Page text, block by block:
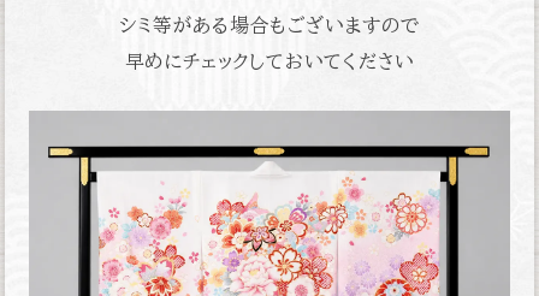
シミ等がある場合もございますので
早めにチェックしておいてください